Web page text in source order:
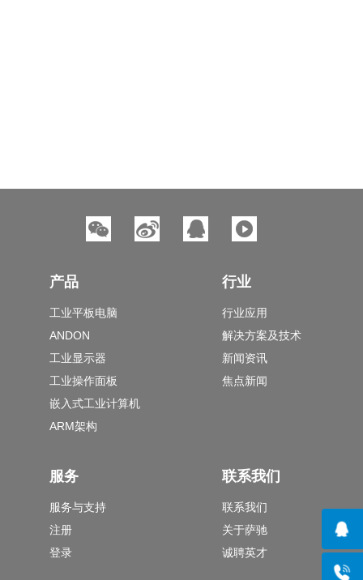
产品
工业平板电脑
ANDON
工业显示器
工业操作面板
嵌入式工业计算机
ARM架构
行业
行业应用
解决方案及技术
新闻资讯
焦点新闻
服务
服务与支持
注册
登录
联系我们
联系我们
关于萨驰
诚聘英才